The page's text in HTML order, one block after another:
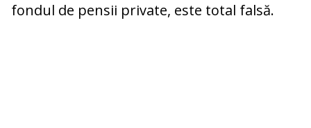
fondul de pensii private, este total falsă.